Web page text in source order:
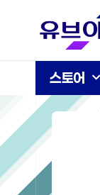
스토어